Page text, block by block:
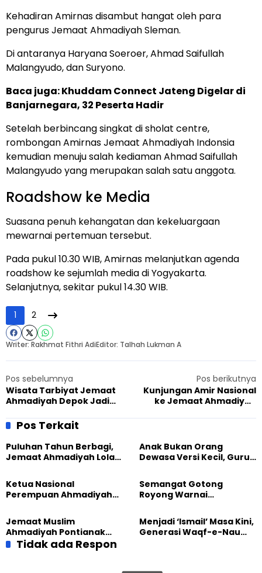
Kehadiran Amirnas disambut hangat oleh para
pengurus Jemaat Ahmadiyah Sleman.
Di antaranya Haryana Soeroer, Ahmad Saifullah
Malangyudo, dan Suryono.
Baca juga:Khuddam Connect Jateng Digelar di
Banjarnegara, 32 Peserta Hadir
Setelah berbincang singkat di sholat centre,
rombongan Amirnas Jemaat Ahmadiyah Indonsia
kemudian menuju salah kediaman Ahmad Saifullah
Malangyudo yang merupakan salah satu anggota.
Roadshow ke Media
Suasana penuh kehangatan dan kekeluargaan
mewarnai pertemuan tersebut.
Pada pukul 10.30 WIB, Amirnas melanjutkan agenda
roadshow ke sejumlah media di Yogyakarta.
Selanjutnya, sekitar pukul 14.30 WIB.
1 2
Writer: Rakhmat Fithri AdiEditor: Talhah Lukman A
Pos sebelumnya
Wisata Tarbiyat Jemaat
Ahmadiyah Depok Jadi
Motivasi Anggota
Pos berikutnya
Kunjungan Amir Nasional
ke Jemaat Ahmadiyah
Perkuat SDM
Pos Terkait
Puluhan Tahun Berbagi,
Jemaat Ahmadiyah Lolak
Sembako kepada Warga
Anak Bukan Orang
Dewasa Versi Kecil, Guru
Ketua Nasional
Perempuan Ahmadiyah
Besar Universitas
Terbuka
Semangat Gotong
Royong Warnai
Masjid di Jemaat
Ahmadiyah Sukapura
Jemaat Muslim
Ahmadiyah Pontianak
dan Gereja Katedral
Perkuat Kolaborasi Sosial
Menjadi ‘Ismail’ Masa Kini,
Generasi Waqf-e-Nau
Tidak ada Respon